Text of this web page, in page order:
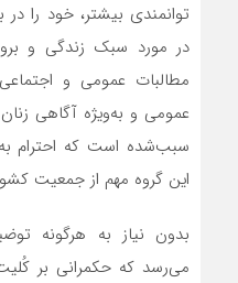
توانمندی بیشتر، خود را در
در مورد سبک زندگی و
مطالبات عمومی و
عمومی و به‌‌‌‌‌‌ویژه آگاهی
سبب‌شده است که احترام
این گروه مهم از جمعیت
بدون نیاز به هرگونه
می‌رسد که حکمرانی بر